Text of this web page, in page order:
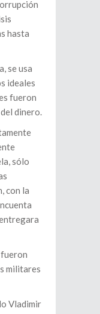
hasta
se usa
ideales
fueron
dinero.
sólo
con la
fueron
militares
Vladimir